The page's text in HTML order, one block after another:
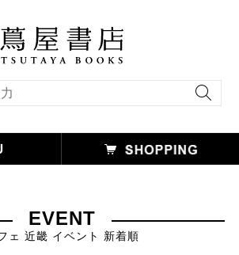
EVENT
ェ 近畿 イベント 新着順